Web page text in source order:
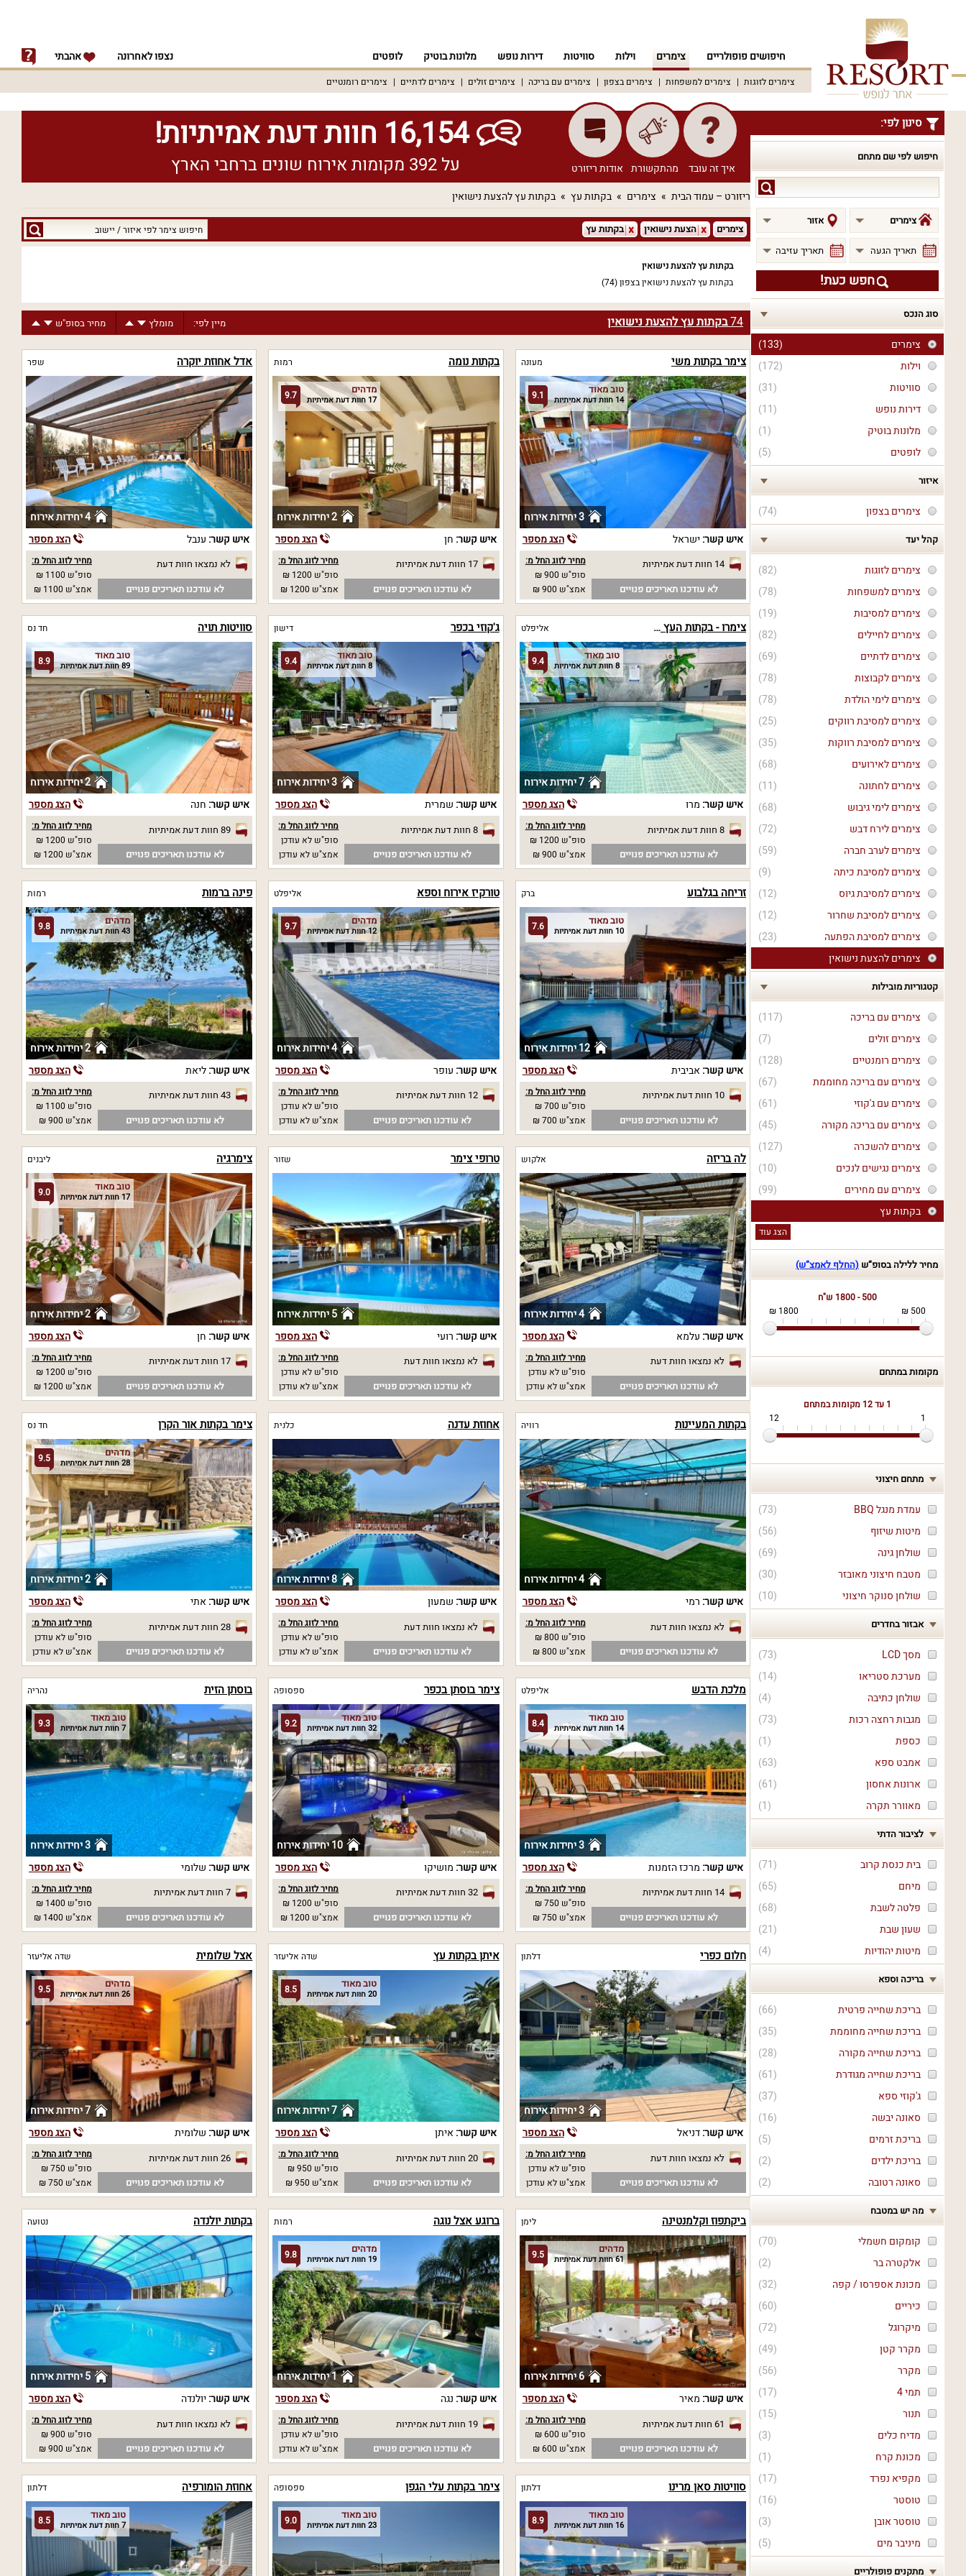
חיפושים פופולריים צימרים וילות סוויטות דירות נופש מלונות בוטיק לופטים נצפו לאחרונה אהבתי
צימרים לזוגות צימרים למשפחות צימרים בצפון צימרים עם בריכה צימרים זולים צימרים לדתיים צימרים רומנטיים
סינון לפי:
חיפוש לפי שם מתחם
לפי
שם
מתחם
צימרים אזור
תאריך הגעה תאריך עזיבה
חפש כעת!
סוג הנכס
(133)
צימרים
(172)
וילות
(31)
סוויטות
(11)
דירות נופש
(1)
מלונות בוטיק
(5)
לופטים
איזור
(74) צימרים בצפון
קהל יעד
(82)
צימרים לזוגות
(78)
צימרים למשפחות
(19)
צימרים למסיבות
(82)
צימרים לחיילים
(69)
צימרים לדתיים
(78)
צימרים לקבוצות
(78)
צימרים לימי הולדת
(25)
צימרים למסיבת רווקים
(35)
צימרים למסיבת רווקות
(68)
צימרים לאירועים
(11)
צימרים לחתונה
(68)
צימרים לימי גיבוש
(72)
צימרים לירח דבש
(59)
צימרים לערב חברה
(9)
צימרים למסיבת כיתה
(12)
צימרים למסיבת גיוס
(12)
צימרים למסיבת שחרור
(23)
צימרים למסיבת הפתעה
צימרים להצעת נישואין
קטגוריות מובילות
(117)
צימרים עם בריכה
(7)
צימרים זולים
(128)
צימרים רומנטיים
(67)
צימרים עם בריכה מחוממת
(61)
צימרים עם ג'קוזי
(45)
צימרים עם בריכה מקורה
(127)
צימרים להשכרה
(10)
צימרים נגישים לנכים
(99)
צימרים עם מחירים
בקתות עץ
הצג עוד
מחיר ללילה בסופ“ש (החלף לאמצ“ש)
500 - 1800 ש"ח
500 ₪
1800 ₪
מקומות במתחם
1 עד 12
מקומות במתחם
1
12
מתחם חיצוני
(
73
)
עמדת מנגל BBQ
(
56
)
מיטות שיזוף
(
69
)
שולחן גינה
(
30
)
מטבח חיצוני מאובזר
(
10
) שולחן סנוקר חיצוני
אבזור בחדרים
(
73
)
מסך LCD
(
14
)
מערכת סטריאו
(
4
)
שולחן כתיבה
(
73
)
מגבות רחצה רכות
(
1
)
כספת
(
63
)
אמבט ספא
(
61
)
ארונות אחסון
(
1
) מאוורר תקרה
לציבור הדתי
(
71
)
בית כנסת קרוב
(
65
)
מיחם
(
68
)
פלטה לשבת
(
21
)
שעון שבת
(
4
) מיטות יהודיות
בריכה וספא
(
66
)
בריכת שחייה פרטית
(
35
)
בריכת שחייה מחוממת
(
28
)
בריכת שחייה מקורה
(
61
)
בריכת שחייה מגודרת
(
37
)
ג'קוזי ספא
(
16
)
סאונה יבשה
(
5
)
בריכת זרמים
(
2
)
בריכת ילדים
(
2
) סאונה רטובה
מה יש במטבח
(
70
)
קומקום חשמלי
(
2
)
אלקטרה בר
(
32
)
מכונת אספרסו / קפה
(
60
)
כיריים
(
72
)
מיקרוגל
(
49
)
מקרר קטן
(
56
)
מקרר
(
17
)
תמי 4
(
15
)
תנור
(
3
)
מדיח כלים
(
1
)
מכונת קרח
(
17
)
מקפיא נפרד
(
16
)
טוסטר
(
3
)
טוסטר אובן
(
5
) מיניבר מים
מתקנים פופולריים
איך זה עובד מהתקשורת אודות ריזורט
16,154 חוות דעת אמיתיות!
על 392 מקומות אירוח שונים ברחבי הארץ
ריזורט – עמוד הבית צימרים בקתות עץ בקתות עץ להצעת נישואין
חיפוש
צימר
יישוב
צימרים הצעת נישואין בקתות עץ
בקתות עץ להצעת נישואין
בקתות עץ להצעת נישואין בצפון(74)
74בקתות עץ להצעת נישואין מיין לפי: מומלץ מחיר בסופ"ש
צימר בקתות משי מעונה
9.1 טוב מאוד
14 חוות דעת אמיתיות
3 יחידות אירוח
איש קשר:ישראל הצג מספר
14 חוות דעת אמיתיות
לא עודכנו תאריכים פנויים
מחיר לזוג החל מ:
סופ"ש 900 ₪
אמצ"ש 900 ₪
בקתות נומה רמות
9.7 מדהים
17 חוות דעת אמיתיות
2 יחידות אירוח
איש קשר: חן הצג מספר
17 חוות דעת אמיתיות
לא עודכנו תאריכים פנויים
מחיר לזוג החל מ:
סופ"ש 1200 ₪
אמצ"ש 1200 ₪
אדל אחוזת יוקרה שפר
4 יחידות אירוח
איש קשר: ענבל הצג מספר
לא נמצאו חוות דעת
לא עודכנו תאריכים פנויים
מחיר לזוג החל מ:
סופ"ש 1100 ₪
אמצ"ש 1100 ₪
צימרו - בקתות העץ של מרו אליפלט
9.4 טוב מאוד
8 חוות דעת אמיתיות
7 יחידות אירוח
איש קשר: מרו הצג מספר
8 חוות דעת אמיתיות
לא עודכנו תאריכים פנויים
מחיר לזוג החל מ:
סופ"ש 1200 ₪
אמצ"ש 900 ₪
ג'קוזי בכפר דישון
9.4 טוב מאוד
8 חוות דעת אמיתיות
3 יחידות אירוח
איש קשר: שמרית הצג מספר
8 חוות דעת אמיתיות
לא עודכנו תאריכים פנויים
מחיר לזוג החל מ:
סופ"ש לא עודכן
אמצ"ש לא עודכן
סוויטות תויה חד נס
8.9 טוב מאוד
89 חוות דעת אמיתיות
2 יחידות אירוח
איש קשר: חנה הצג מספר
89 חוות דעת אמיתיות
לא עודכנו תאריכים פנויים
מחיר לזוג החל מ:
סופ"ש 1200 ₪
אמצ"ש 1200 ₪
זריחה בגלבוע ברק
7.6 טוב מאוד
10 חוות דעת אמיתיות
12 יחידות אירוח
איש קשר: אביבית הצג מספר
10 חוות דעת אמיתיות
לא עודכנו תאריכים פנויים
מחיר לזוג החל מ:
סופ"ש 700 ₪
אמצ"ש 700 ₪
טורקיז אירוח וספא אליפלט
9.7 מדהים
12 חוות דעת אמיתיות
4 יחידות אירוח
איש קשר: עופר הצג מספר
12 חוות דעת אמיתיות
לא עודכנו תאריכים פנויים
מחיר לזוג החל מ:
סופ"ש לא עודכן
אמצ"ש לא עודכן
פינה ברמות רמות
9.8 מדהים
43 חוות דעת אמיתיות
2 יחידות אירוח
איש קשר:ליאת הצג מספר
43 חוות דעת אמיתיות
לא עודכנו תאריכים פנויים
מחיר לזוג החל מ:
סופ"ש 1100 ₪
אמצ"ש 900 ₪
לה בריזה אלקוש
4 יחידות אירוח
איש קשר: עלמא הצג מספר
לא נמצאו חוות דעת
לא עודכנו תאריכים פנויים
מחיר לזוג החל מ:
סופ"ש לא עודכן
אמצ"ש לא עודכן
טרופי צימר שזור
5 יחידות אירוח
איש קשר: רועי הצג מספר
לא נמצאו חוות דעת
לא עודכנו תאריכים פנויים
מחיר לזוג החל מ:
סופ"ש לא עודכן
אמצ"ש לא עודכן
צימרגיה ליבנים
9.0 טוב מאוד
17 חוות דעת אמיתיות
2 יחידות אירוח
איש קשר: חן הצג מספר
17 חוות דעת אמיתיות
לא עודכנו תאריכים פנויים
מחיר לזוג החל מ:
סופ"ש 1200 ₪
אמצ"ש 1200 ₪
בקתות המעיינות רוויה
4 יחידות אירוח
איש קשר: רמי הצג מספר
לא נמצאו חוות דעת
לא עודכנו תאריכים פנויים
מחיר לזוג החל מ:
סופ"ש 800 ₪
אמצ"ש 800 ₪
אחוזת עדנה כלנית
8 יחידות אירוח
איש קשר: שמעון הצג מספר
לא נמצאו חוות דעת
לא עודכנו תאריכים פנויים
מחיר לזוג החל מ:
סופ"ש לא עודכן
אמצ"ש לא עודכן
צימר בקתות אור הקרן חד נס
9.5 מדהים
28 חוות דעת אמיתיות
2 יחידות אירוח
איש קשר: אתי הצג מספר
28 חוות דעת אמיתיות
לא עודכנו תאריכים פנויים
מחיר לזוג החל מ:
סופ"ש לא עודכן
אמצ"ש לא עודכן
מלכת הדבש אליפלט
8.4 טוב מאוד
14 חוות דעת אמיתיות
3 יחידות אירוח
איש קשר: מרכז הזמנות הצג מספר
14 חוות דעת אמיתיות
לא עודכנו תאריכים פנויים
מחיר לזוג החל מ:
סופ"ש 750 ₪
אמצ"ש 750 ₪
צימר בוסתן בכפר ספסופה
9.2 טוב מאוד
32 חוות דעת אמיתיות
10 יחידות אירוח
איש קשר: מושיקו הצג מספר
32 חוות דעת אמיתיות
לא עודכנו תאריכים פנויים
מחיר לזוג החל מ:
סופ"ש 1200 ₪
אמצ"ש 1200 ₪
בוסתן הזית נהריה
9.3 טוב מאוד
7 חוות דעת אמיתיות
3 יחידות אירוח
איש קשר: שלומי הצג מספר
7 חוות דעת אמיתיות
לא עודכנו תאריכים פנויים
מחיר לזוג החל מ:
סופ"ש 1400 ₪
אמצ"ש 1400 ₪
חלום כפרי דלתון
3 יחידות אירוח
איש קשר:דניאל הצג מספר
לא נמצאו חוות דעת
לא עודכנו תאריכים פנויים
מחיר לזוג החל מ:
סופ"ש לא עודכן
אמצ"ש לא עודכן
איתן בקתות עץ שדה אליעזר
8.5 טוב מאוד
20 חוות דעת אמיתיות
7 יחידות אירוח
איש קשר: איתן הצג מספר
20 חוות דעת אמיתיות
לא עודכנו תאריכים פנויים
מחיר לזוג החל מ:
סופ"ש 950 ₪
אמצ"ש 950 ₪
אצל שלומית שדה אליעזר
9.5 מדהים
26 חוות דעת אמיתיות
7 יחידות אירוח
איש קשר: שלומית הצג מספר
26 חוות דעת אמיתיות
לא עודכנו תאריכים פנויים
מחיר לזוג החל מ:
סופ"ש 750 ₪
אמצ"ש 750 ₪
ביקתפוז וקלמנטינה לימן
9.5 מדהים
61 חוות דעת אמיתיות
6 יחידות אירוח
איש קשר: מאיר הצג מספר
61 חוות דעת אמיתיות
לא עודכנו תאריכים פנויים
מחיר לזוג החל מ:
סופ"ש 600 ₪
אמצ"ש 600 ₪
ברוגע אצל נוגה רמות
9.8 מדהים
19 חוות דעת אמיתיות
1 יחידות אירוח
איש קשר: נגה הצג מספר
19 חוות דעת אמיתיות
לא עודכנו תאריכים פנויים
מחיר לזוג החל מ:
סופ"ש לא עודכן
אמצ"ש לא עודכן
בקתות יולנדה נטועה
5 יחידות אירוח
איש קשר:יולנדה הצג מספר
לא נמצאו חוות דעת
לא עודכנו תאריכים פנויים
מחיר לזוג החל מ:
סופ"ש 900 ₪
אמצ"ש 900 ₪
סוויטות סאן מרינו דלתון
8.9 טוב מאוד
16 חוות דעת אמיתיות
צימר בקתות עלי הגפן ספסופה
9.0 טוב מאוד
23 חוות דעת אמיתיות
אחוזת הומורפיה דלתון
8.5 טוב מאוד
7 חוות דעת אמיתיות